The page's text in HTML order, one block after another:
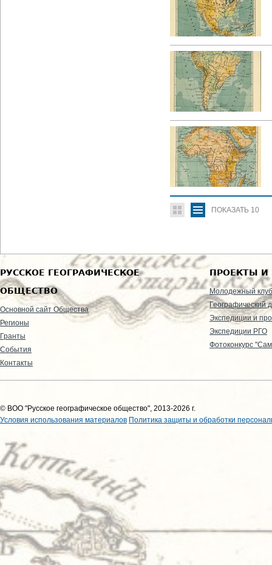
ПОКАЗАТЬ 10
РУССКОЕ ГЕОГРАФИЧЕСКОЕ
ОБЩЕСТВО
Основной сайт Общества
Регионы
Гранты
События
Контакты
ПРОЕКТЫ И
Молодежный клуб
Географический
Экспедиции и
Экспедиции РГО
Фотоконкурс
© ВОО "Русское географическое общество", 2013-2026 г.
Условия использования материалов Политика защиты и обработки